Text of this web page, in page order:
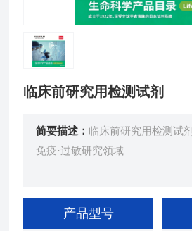
临床前研究用检测试剂
简要描述： 临床前研究用检测试剂
免疫·过敏研究领域
产品型号